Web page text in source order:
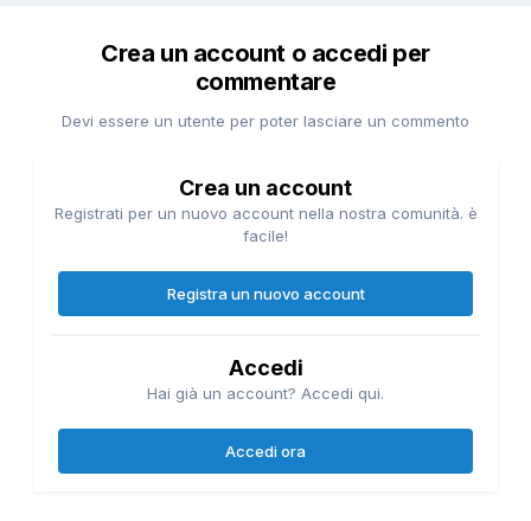
Crea un account o accedi per
commentare
Devi essere un utente per poter lasciare un commento
Crea un account
Registrati per un nuovo account nella nostra comunità. è
facile!
Registra un nuovo account
Accedi
Hai già un account? Accedi qui.
Accedi ora